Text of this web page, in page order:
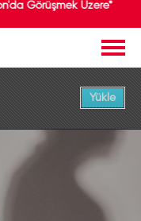
Görüşmek Üzere*
Yükle